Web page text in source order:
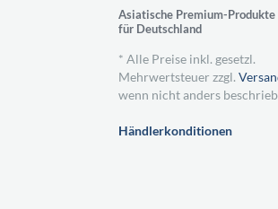
Asiatische Premium-Produkte
für Deutschland
* Alle Preise inkl. gesetzl.
Mehrwertsteuer zzgl.
wenn nicht anders
Händlerkonditionen